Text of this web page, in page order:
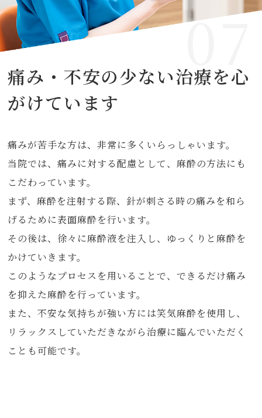
07
痛み・不安の少ない治療を心
がけています
痛みが苦手な方は、非常に多くいらっしゃいます。
当院では、痛みに対する配慮として、麻酔の方法にも
こだわっています。
まず、麻酔を注射する際、針が刺さる時の痛みを和ら
げるために表面麻酔を行います。
その後は、徐々に麻酔液を注入し、ゆっくりと麻酔を
かけていきます。
このようなプロセスを用いることで、できるだけ痛み
を抑えた麻酔を行っています。
また、不安な気持ちが強い方には笑気麻酔を使用し、
リラックスしていただきながら治療に臨んでいただく
ことも可能です。